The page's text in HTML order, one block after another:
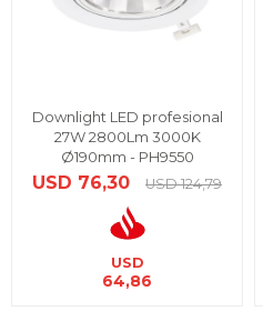
Downlight LED profesional
27W 2800Lm 3000K
Ø190mm - PH9550
USD 76,30 USD 124,79
USD
64,86